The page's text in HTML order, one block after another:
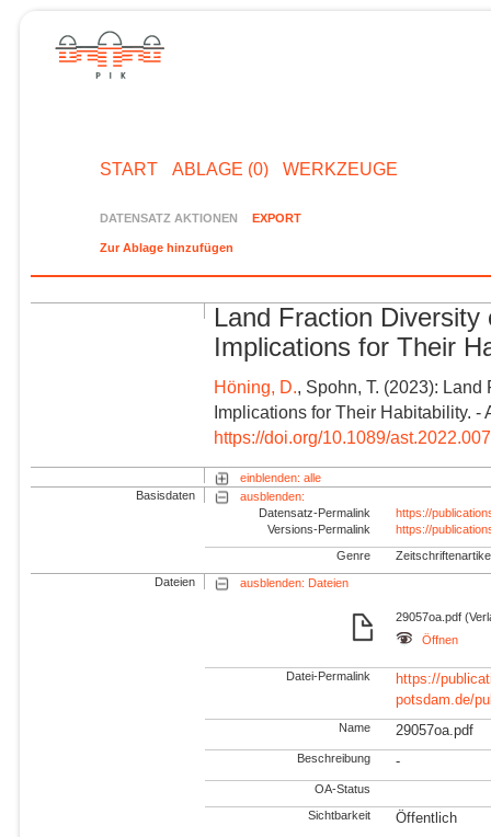
START ABLAGE (0) WERKZEUGE
DATENSATZ AKTIONEN EXPORT
Zur Ablage hinzufügen
Land Fraction
Implications for Their
Höning, D., Spohn, T. (2023):
Implications for Their Habitability. -
https://doi.org/10.1089/
einblenden: alle
Basisdaten
ausblenden:
Datensatz-Permalink
https://
Versions-Permalink
https://
Genre
Dateien ausblenden: Dateien
29057oa.pdf
Öffnen
Datei-Permalink
https://
potsdam.de/
Name 29057oa.pdf
Beschreibung -
OA-Status
Sichtbarkeit Öffentlich